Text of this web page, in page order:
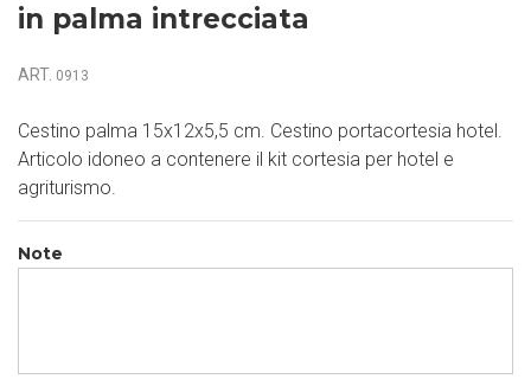
in palma intrecciata
ART. 0913
Cestino palma 15x12x5,5 cm. Cestino portacortesia hotel.
Articolo idoneo a contenere il kit cortesia per hotel e
agriturismo.
Note